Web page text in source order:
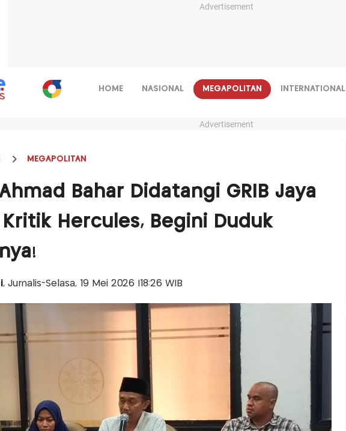
Advertisement
HOME NASIONAL MEGAPOLITAN INTERNATIONAL
Advertisement
MEGAPOLITAN
Bahar Didatangi GRIB Jaya
Hercules, Begini Duduk
, Jurnalis-Selasa, 19 Mei 2026 |18:26 WIB